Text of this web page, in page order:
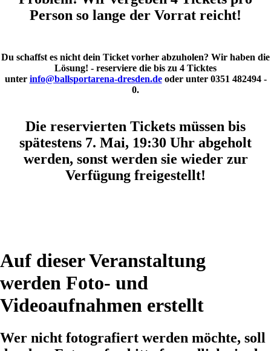
Person so lange der Vorrat reicht!
Du schaffst es nicht dein Ticket vorher abzuholen? Wir haben die
Lösung! - reserviere die bis zu 4 Ticktes
unter info@ballsportarena-dresden.deoder unter 0351 482494 -
0.
Die reservierten Tickets müssen bis
spätestens 7. Mai, 19:30 Uhr abgeholt
werden, sonst werden sie wieder zur
Verfügung freigestellt!
Auf dieser Veranstaltung
werden Foto- und
Videoaufnahmen erstellt
Wer nicht fotografiert werden möchte, soll